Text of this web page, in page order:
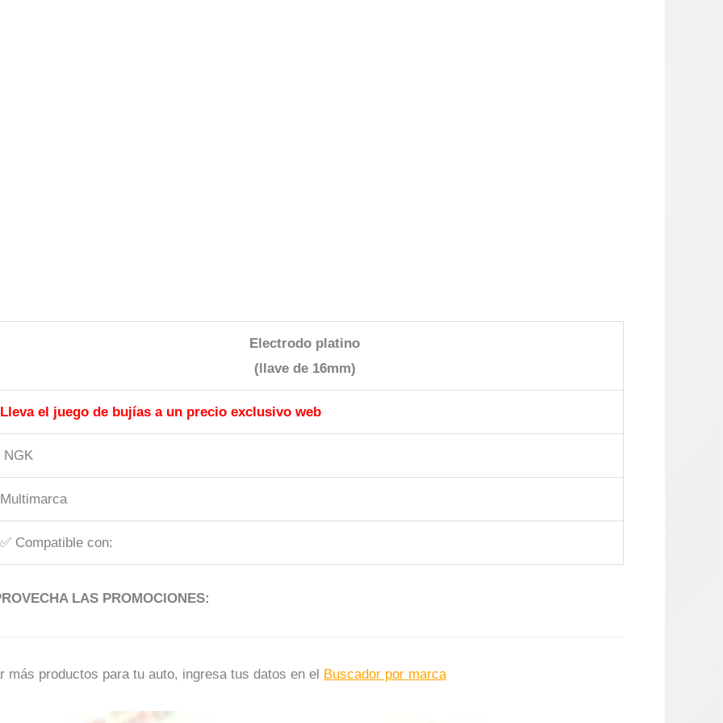
Electrodo platino
(llave de 16mm)
Lleva el juego de bujías a un precio exclusivo web
NGK
Multimarca
✅​ Compatible con:
LAS PROMOCIONES:
más productos para tu auto, ingresa tus datos en el Buscador por marca